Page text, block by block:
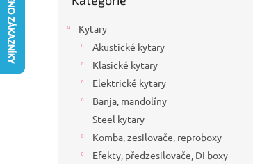
Kytary
Akustické kytary
Klasické kytary
Elektrické kytary
Banja, mandolíny
Steel kytary
Komba, zesilovače, reproboxy
Efekty, předzesilovače, DI boxy